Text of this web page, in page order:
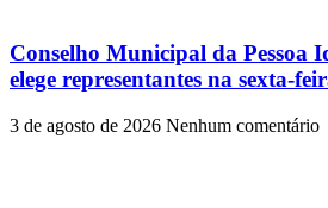
Conselho Municipal da Pessoa
elege representantes na sexta-
3 de agosto de 2026 Nenhum comentário